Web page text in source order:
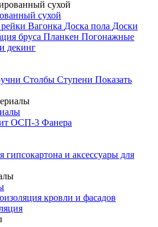
сухой
Вагонка Доска пола Доски
бруса Планкен Погонажные
декинг
Столбы Ступени Показать
ОСП-3 Фанера
гипсокартона и аксессуары для
кровли и фасадов